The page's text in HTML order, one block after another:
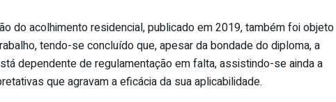
do acolhimento residencial, publicado em 2019, também foi objeto
tendo-se concluído que, apesar da bondade do diploma, a
dependente de regulamentação em falta, assistindo-se ainda a
que agravam a eficácia da sua aplicabilidade.